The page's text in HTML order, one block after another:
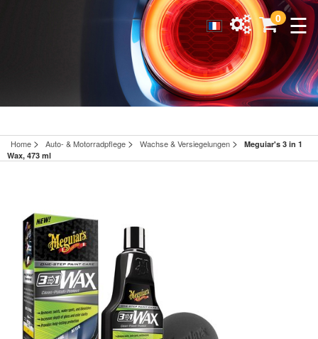
☰
0
Home > Auto- & Motorradpflege > Wachse & Versiegelungen >
Meguiar's 3 in 1
Wax, 473 ml